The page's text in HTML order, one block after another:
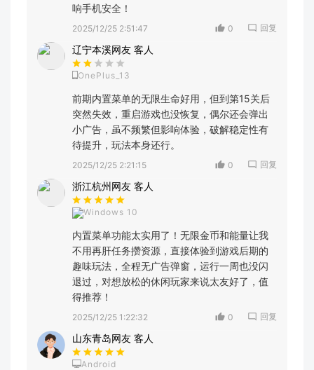
响手机安全！
2025/12/25 2:51:47 0 回复
辽宁本溪网友 客人
OnePlus_13
前期内置菜单的无限生命好用，但到第15关后
突然失效，重启游戏也没恢复，偶尔还会弹出
小广告，虽不频繁但影响体验，破解稳定性有
待提升，玩法本身还行。
2025/12/25 2:21:15 0 回复
浙江杭州网友 客人
Windows 10
内置菜单功能太实用了！无限金币和能量让我
不用再肝任务攒资源，直接体验到游戏后期的
趣味玩法，全程无广告弹窗，运行一周也没闪
退过，对想放松的休闲玩家来说太友好了，值
得推荐！
2025/12/25 1:22:32 0 回复
山东青岛网友 客人
Android